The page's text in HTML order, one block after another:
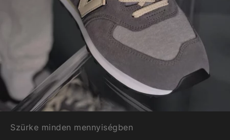
Szürke minden mennyiségben